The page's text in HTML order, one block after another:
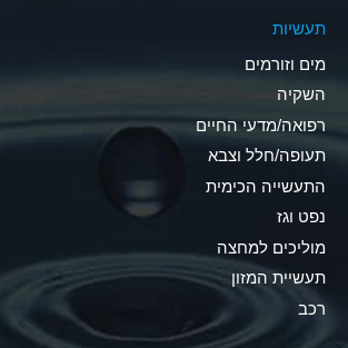
D
D
A
B
תעשיות
מים וזורמים
השקיה
רפואה/מדעי החיים
תעופה/חלל וצבא
התעשייה הכימית
נפט וגז
מוליכים למחצה
תעשיית המזון
רכב